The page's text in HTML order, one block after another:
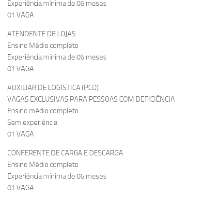
Experiência mínima de 06 meses
01 VAGA
ATENDENTE DE LOJAS
Ensino Médio completo
Experiência mínima de 06 meses
01 VAGA
AUXILIAR DE LOGISTICA (PCD)
VAGAS EXCLUSIVAS PARA PESSOAS COM DEFICIÊNCIA
Ensino médio completo
Sem experiência
01 VAGA
CONFERENTE DE CARGA E DESCARGA
Ensino Médio completo
Experiência mínima de 06 meses
01 VAGA